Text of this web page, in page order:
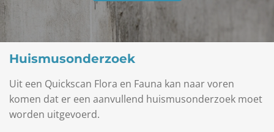
Huismusonderzoek
Uit een Quickscan Flora en Fauna kan naar voren
komen dat er een aanvullend huismusonderzoek moet
worden uitgevoerd.